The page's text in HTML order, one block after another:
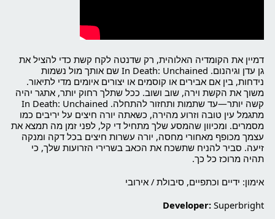
דמיין את הקומדיה האלוהית, רק שדנטה לקח קשת כדי להציל את
גן עדן וגיהנום. In Death: Unchained שם אותך מול נשמות
נידחות, בין אם אבירים או קוסמים או יצורים איומים מדי לתיאור.
משוך את הקשת וירה, שוב ושוב. ככל שתלך רחוק יותר, אתגר יהיה
קשה יותר—עד שתמות ותחזור להתחלה. In Death: Unchained
מתגמל עין טובה וזרוע מהירה, כשאתה יורה חיצים על יריבים כמו
מסמרים. ומכיוון שהמסע שלך מתחיל די קל, לפני זמן מה תמצא את
עצמך מכופף מאחורי מחסה, יורה עשרות חיצים בכל דקה ומנקה
זיעה. סביר להניח שתשכח את הכאב בשרירי הזרועות שלך, כי
תהיה מרוכז כל כך.
אימון: ידיים וכתפיים, סיבולת / אירובי
Developer: Superbright